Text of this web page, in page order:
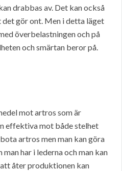
drabbas av. Det kan också
gör ont. Men i detta läget
överbelastningen och på
och smärtan beror på.
mot artros som är
effektiva mot både stelhet
artros men man kan göra
har i lederna och man kan
åter produktionen kan